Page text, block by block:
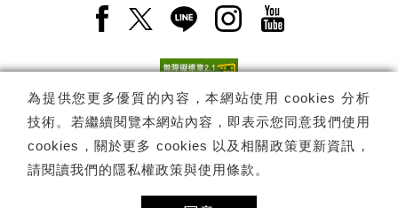
為提供您更多優質的內容，本網站使用 cookies 分析
技術。若繼續閱覽本網站內容，即表示您同意我們使用
cookies，關於更多 cookies 以及相關政策更新資訊，
請閱讀我們的隱私權政策與使用條款 。
Facebook(另開新視窗)
X(另開新視窗)
LINE(另開新視窗)
Instagram(另開新視
YouTube(另開
電子報訂閱 訂閱
Copyright © 國家表演藝術中心 -衛武營國家藝術文化中心